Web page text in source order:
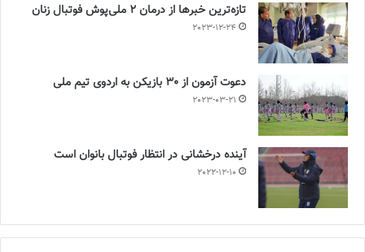
تازه‌ترین خبرها از درمان ۲ ملی‌پوش فوتبال زنان
2023-12-24
دعوت آزمون از 30 بازیکن به اردوی تیم ملی
2023-03-21
آینده درخشانی در انتظار فوتبال بانوان است
2022-12-10